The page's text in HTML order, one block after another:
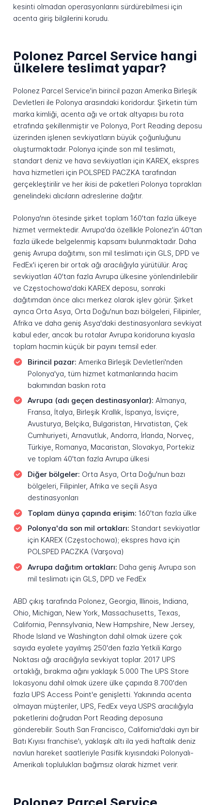
kesinti olmadan operasyonlarını sürdürebilmesi için
acenta giriş bilgilerini korudu.
Polonez Parcel Service hangi
ülkelere teslimat yapar?
Polonez Parcel Service'in birincil pazarı Amerika Birleşik
Devletleri ile Polonya arasındaki koridordur. Şirketin tüm
marka kimliği, acenta ağı ve ortak altyapısı bu rota
etrafında şekillenmiştir ve Polonya, Port Reading deposu
üzerinden işlenen sevkiyatların büyük çoğunluğunu
oluşturmaktadır. Polonya içinde son mil teslimatı,
standart deniz ve hava sevkiyatları için KAREX, ekspres
hava hizmetleri için POLSPED PACZKA tarafından
gerçekleştirilir ve her ikisi de paketleri Polonya toprakları
genelindeki alıcıların adreslerine dağıtır.
Polonya'nın ötesinde şirket toplam 160'tan fazla ülkeye
hizmet vermektedir. Avrupa'da özellikle Polonez'in 40'tan
fazla ülkede belgelenmiş kapsamı bulunmaktadır. Daha
geniş Avrupa dağıtımı, son mil teslimatı için GLS, DPD ve
FedEx'i içeren bir ortak ağı aracılığıyla yürütülür. Araç
sevkiyatları 40'tan fazla Avrupa ülkesine yönlendirilebilir
ve Częstochowa'daki KAREX deposu, sonraki
dağıtımdan önce alıcı merkez olarak işlev görür. Şirket
ayrıca Orta Asya, Orta Doğu'nun bazı bölgeleri, Filipinler,
Afrika ve daha geniş Asya'daki destinasyonlara sevkiyat
kabul eder, ancak bu rotalar Avrupa koridoruna kıyasla
toplam hacmin küçük bir payını temsil eder.
Birincil pazar: Amerika Birleşik Devletleri'nden
Polonya'ya, tüm hizmet katmanlarında hacim
bakımından baskın rota
Avrupa (adı geçen destinasyonlar): Almanya,
Fransa, İtalya, Birleşik Krallık, İspanya, İsviçre,
Avusturya, Belçika, Bulgaristan, Hırvatistan, Çek
Cumhuriyeti, Arnavutluk, Andorra, İrlanda, Norveç,
Türkiye, Romanya, Macaristan, Slovakya, Portekiz
ve toplam 40'tan fazla Avrupa ülkesi
Diğer bölgeler: Orta Asya, Orta Doğu'nun bazı
bölgeleri, Filipinler, Afrika ve seçili Asya
destinasyonları
Toplam dünya çapında erişim: 160'tan fazla ülke
Polonya'da son mil ortakları: Standart sevkiyatlar
için KAREX (Częstochowa); ekspres hava için
POLSPED PACZKA (Varşova)
Avrupa dağıtım ortakları: Daha geniş Avrupa son
mil teslimatı için GLS, DPD ve FedEx
ABD çıkış tarafında Polonez, Georgia, Illinois, Indiana,
Ohio, Michigan, New York, Massachusetts, Texas,
California, Pennsylvania, New Hampshire, New Jersey,
Rhode Island ve Washington dahil olmak üzere çok
sayıda eyalete yayılmış 250'den fazla Yetkili Kargo
Noktası ağı aracılığıyla sevkiyat toplar. 2017 UPS
ortaklığı, bırakma ağını yaklaşık 5.000 The UPS Store
lokasyonu dahil olmak üzere ülke çapında 8.700'den
fazla UPS Access Point'e genişletti. Yakınında acenta
olmayan müşteriler, UPS, FedEx veya USPS aracılığıyla
paketlerini doğrudan Port Reading deposuna
gönderebilir. South San Francisco, California'daki ayrı bir
Batı Kıyısı franchise'ı, yaklaşık altı ila yedi haftalık deniz
navlun hareket saatleriyle Pasifik kıyısındaki Polonyalı-
Amerikalı toplulukları bağımsız olarak hizmet verir.